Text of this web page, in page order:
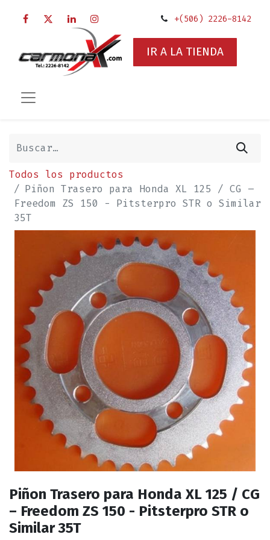
+(506) 2226-8142
IR A LA TIENDA
Todos los productos
Piñon Trasero para Honda XL 125 / CG –
Freedom ZS 150 - Pitsterpro STR o Similar
35T
Piñon Trasero para Honda XL 125 / CG
– Freedom ZS 150 - Pitsterpro STR o
Similar 35T